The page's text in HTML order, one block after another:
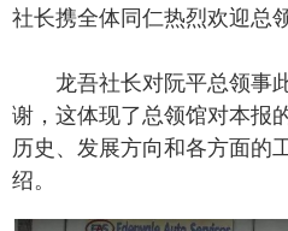
社长携全体同仁热烈欢迎总
龙吾社长对阮平总领事
谢，这体现了总领馆对本报
历史、发展方向和各方面的
绍。